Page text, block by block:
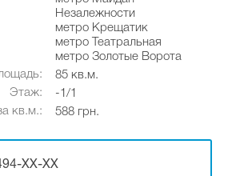
Незалежности
метро Крещатик
метро Театральная
метро Золотые Ворота
85 кв.м.
Этаж:
-1/1
кв.м.:
588 грн.
XX-XX